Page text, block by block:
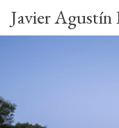
Javier Agustín